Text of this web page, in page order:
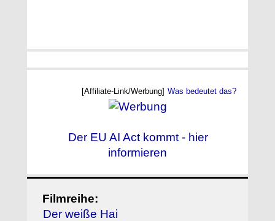
[Affiliate-Link/Werbung] Was bedeutet das?
Der EU AI Act kommt - hier
informieren
Filmreihe:
Der weiße Hai